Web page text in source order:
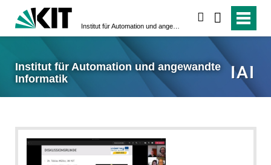
Institut für Automation und angewandte
Informatik